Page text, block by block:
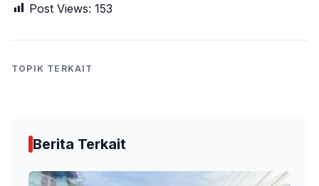
Post Views: 153
TOPIK TERKAIT
Berita Terkait